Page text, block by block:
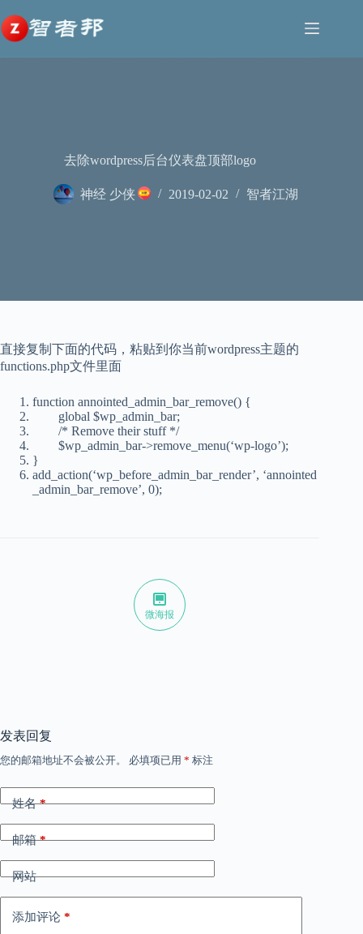
至
内
容
去除wordpress后台仪表盘顶部logo
神经 少侠 2019-02-02 智者江湖
直接复制下面的代码，粘贴到你当前wordpress主题的
functions.php文件里面
function annointed_admin_bar_remove() {
global $wp_admin_bar;
/* Remove their stuff */
$wp_admin_bar->remove_menu(‘wp-logo’);
}
add_action(‘wp_before_admin_bar_render’, ‘annointed
_admin_bar_remove’, 0);
微海报
发表回复
您的邮箱地址不会被公开。 必填项已用 * 标注
姓名*
邮箱*
网站
添加评论 *